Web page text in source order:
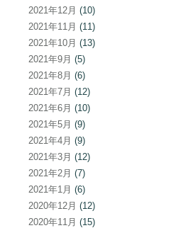
2021年12月 (10)
2021年11月 (11)
2021年10月 (13)
2021年9月 (5)
2021年8月 (6)
2021年7月 (12)
2021年6月 (10)
2021年5月 (9)
2021年4月 (9)
2021年3月 (12)
2021年2月 (7)
2021年1月 (6)
2020年12月 (12)
2020年11月 (15)